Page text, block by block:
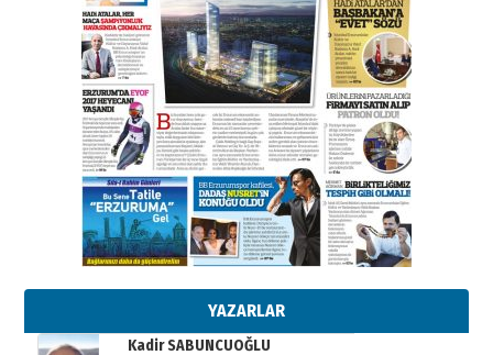
YAZARLAR
28 Temmuz 2026 Salı
Ahmet Gökhan YAZICI
Ahmed Yesevi’den bir Alperen…
”Reisimiz” idi… Hakka yürüdü.!
26 Mart 2026 Perşembe
Cem Bakırcı
Ardında bıraktığı hatıralarıyla
gönül adamı Faruk Terzioğlu!
13 Mayıs 2026 Çarşamba
Esat BİNDESEN
Başkan Sekmen’den Erzurum’a
02 Ağustos 2026 Pazar
Kadir SABUNCUOĞLU